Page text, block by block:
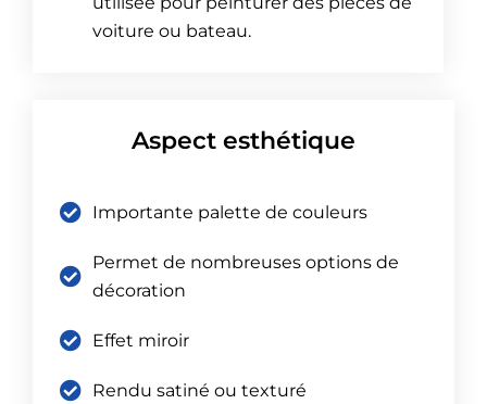
voiture ou bateau.
Aspect esthétique
Importante palette de couleurs
Permet de nombreuses options de
décoration
Effet miroir
Rendu satiné ou texturé